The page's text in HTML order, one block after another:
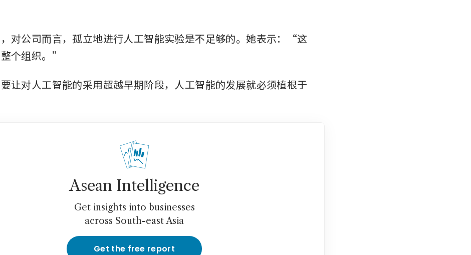
对公司而言，孤立地进行人工智能实验是不足够的。她表示：“这
个组织。”
让对人工智能的采用超越早期阶段，人工智能的发展就必须植根于
Asean Intelligence
Get insights into businesses
across South-east Asia
Get the free report